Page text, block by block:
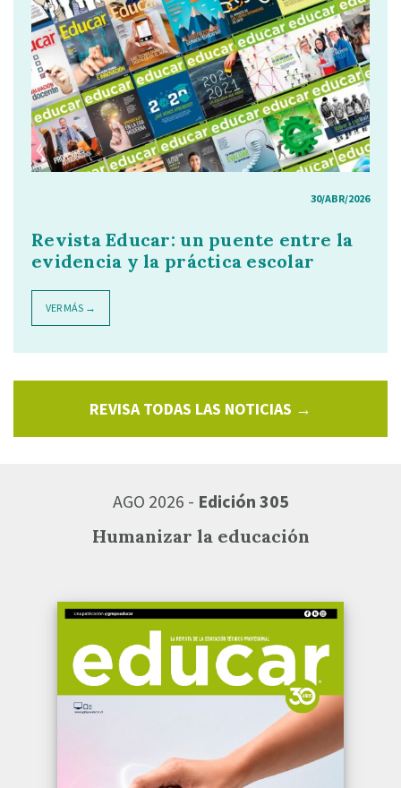
30/ABR/2026
Revista Educar: un puente entre la
evidencia y la práctica escolar
VER MÁS →
REVISA TODAS LAS NOTICIAS →
AGO 2026 - Edición 305
Humanizar la educación